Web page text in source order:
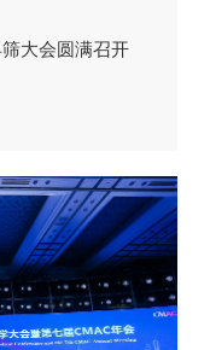
大会圆满召开